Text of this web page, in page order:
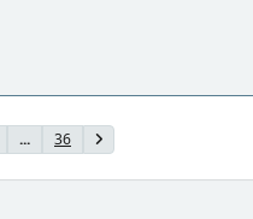
... 36